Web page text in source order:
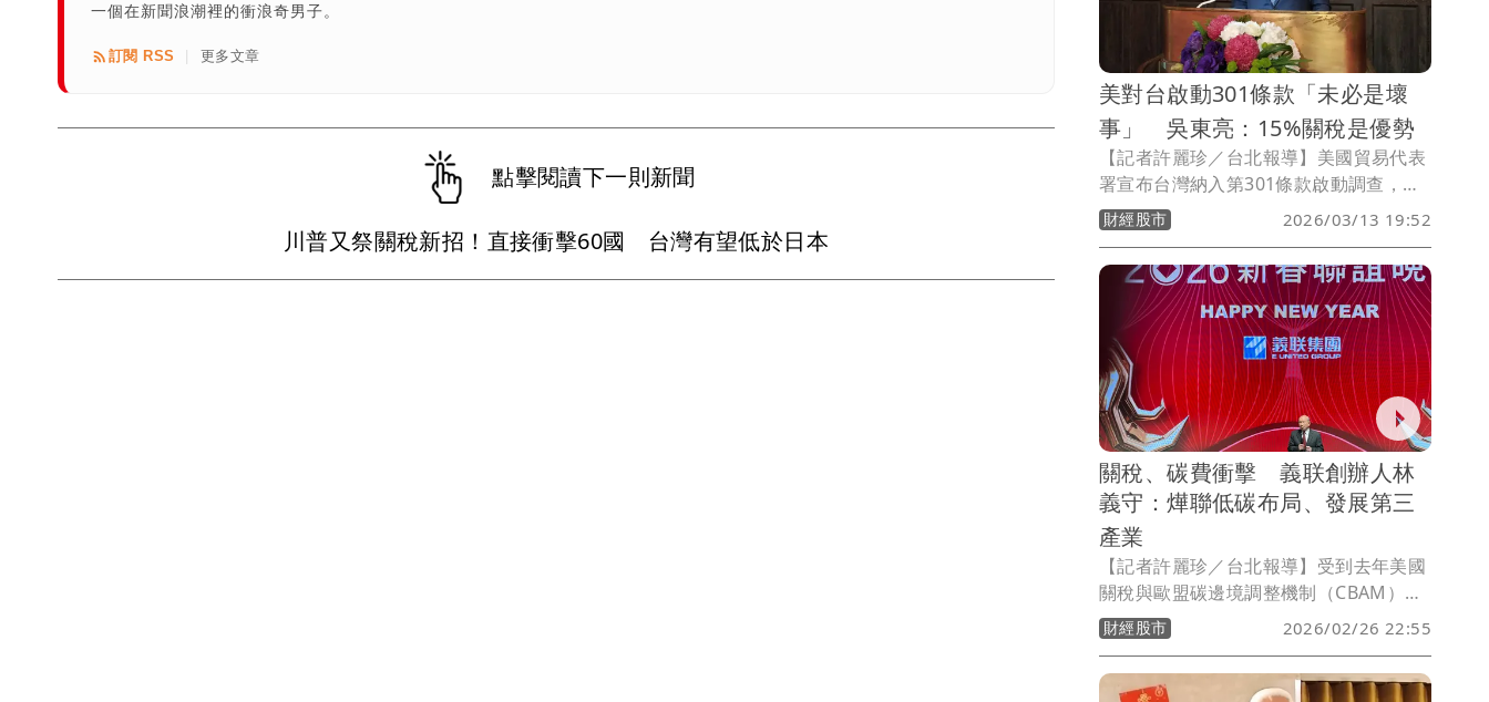
一個在新聞浪潮裡的衝浪奇男子。
訂閱 RSS 更多文章
點擊閱讀下一則新聞
川普又祭關稅新招！直接衝擊60國 台灣有望低於日本
美對台啟動301條款「未必是壞
事」 吳東亮：15%關稅是優勢
【記者許麗珍／台北報導】美國貿易代表
署宣布台灣納入第301條款啟動調查，工
商協進會理事長吳東亮今表示樂觀表示
「對台灣未必是壞事」，他表示政府先前
與美國簽訂協議，已取得關稅15%不疊加
的成果，若能在此基礎上進一步談判，這
一次的301調查對台灣未必不利。
財經股市 2026/03/13 19:52
關稅、碳費衝擊 義联創辦人林
義守：燁聯低碳布局、發展第三
產業
【記者許麗珍／台北報導】受到去年美國
關稅與歐盟碳邊境調整機制（CBAM）上
路影響，義联集團創辦人林義守表示客戶
客戶觀望氣氛濃厚衝擊鋼鐵業，好在集團
早有布局，燁聯與中鋼集團展開最大規模
財經股市 2026/02/26 22:55